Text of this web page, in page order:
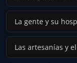
La gente y su
Las artesanías y